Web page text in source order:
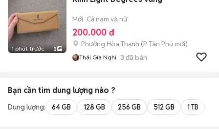
1 phút trước 2
Mới Cả nam và nữ
200.000 đ
Phường Hòa Thạnh (P. Tân Phú mới)
Thái Gia Nghi 3 đã bán
Bạn cần tìm dung lượng nào ?
Dung lượng: 64 GB 128 GB 256 GB 512 GB 1 TB